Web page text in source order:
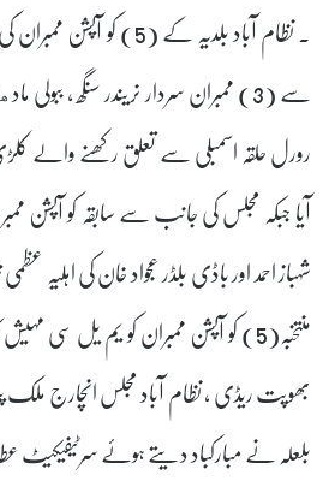
۔ نظام آباد بلدیہ کے (5)
سے (3) ممبران سردار نریندر سنگھ ، ببولی
رورل حلقہ اسمبلی سے تعلق رکھنے والے
آیا جبکہ مجلس کی جانب سے سابقہ کو آپشن
شہباز احمد اور باڈی بلڈر عجواد خان کی اہلیہ
منتخبہ(5) کو آپشن ممبران کو یم یل
بھوپت ریڈی , نظام آباد مجلس انچارج
بلعلہ نے مبارکباد دیتے ہوئے سرٹیفیکیٹ